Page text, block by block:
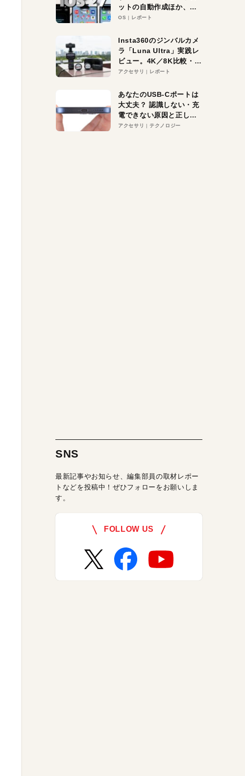
ットの自動作成ほか、期
待大の便利機能5選。
る未来はすぐそこ！
OS レポート
Insta360のジンバルカメ
ラ「Luna Ultra」実践レ
ビュー。4K／8K比較・ズ
ーム・夜間撮影をチェッ
アクセサリ レポート
あなたのUSB-Cポートは
大丈夫？ 認識しない・充
電できない原因と正しい
対策
アクセサリ テクノロジー
SNS
最新記事やお知らせ、編集部員の取材レポー
トなどを投稿中！ぜひフォローをお願いしま
す。
FOLLOW US